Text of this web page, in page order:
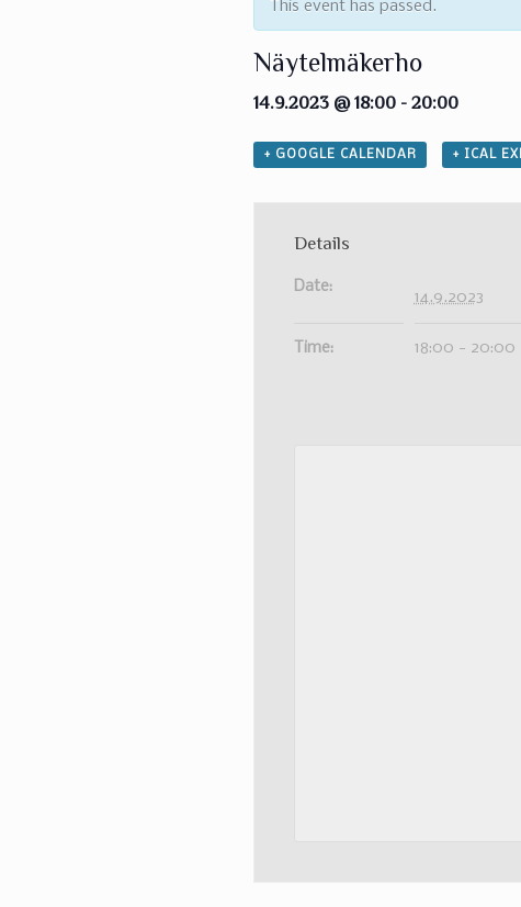
This event has passed.
Näytelmäkerho
14.9.2023 @ 18:00 -20:00
+ GOOGLE CALENDAR + ICAL
Details
Date:
14.9.2023
Time: 18:00 - 20:00